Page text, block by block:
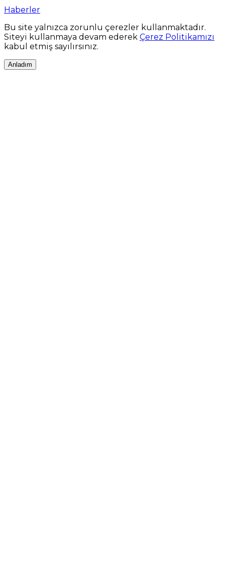
Haberler
Bu site yalnızca zorunlu çerezler kullanmaktadır.
Siteyi kullanmaya devam ederek Çerez Politikamızı
kabul etmiş sayılırsınız.
Anladım